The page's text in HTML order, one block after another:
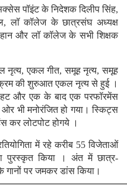
पॉइंट के निदेशक दिलीप सिंह,
लॉ कॉलेज के छात्रसंघ अध्यक्ष
और लॉ कॉलेज के सभी शिक्षक
नृत्य, एकल गीत, समूह नृत्य, समूह
की शुरुआत एकल नृत्य से हुई ।
और एक के बाद एक परफॉरमेंस
ओर भी मनोरंजित हो गया। स्किट्स
कर लोटपोट होगये ।
में रहे करीब 55 विजेताओं
पुरस्कृत किया । अंत में छात्र-
गानों पर जमकर डांस किया।